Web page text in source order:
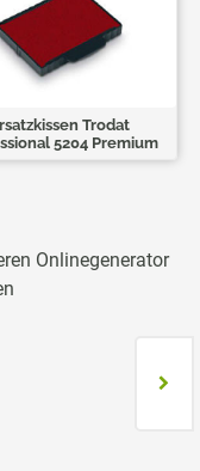
Trodat
5204 Premium
Onlinegenerator